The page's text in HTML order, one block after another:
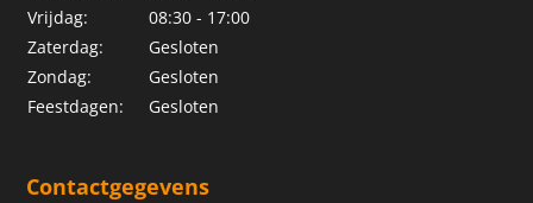
Vrijdag:
08:30 - 17:00
Zaterdag:
Gesloten
Zondag:
Gesloten
Feestdagen:
Gesloten
Contactgegevens